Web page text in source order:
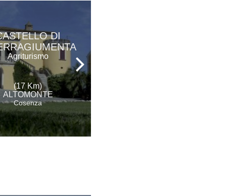
DI
Agriturismo
(17 Km)
ALTOMONTE
Cosenza